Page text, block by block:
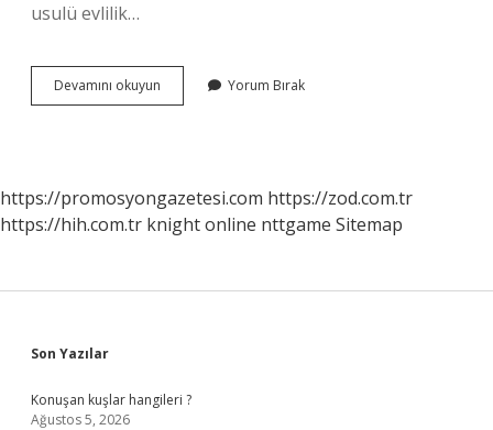
usulü evlilik…
Devamını okuyun
Geldi
Yorum Bırak
https://promosyongazetesi.com https://zod.com.tr
https://hih.com.tr knight online nttgame Sitemap
Sidebar
Son Yazılar
Konuşan kuşlar hangileri ?
Ağustos 5, 2026